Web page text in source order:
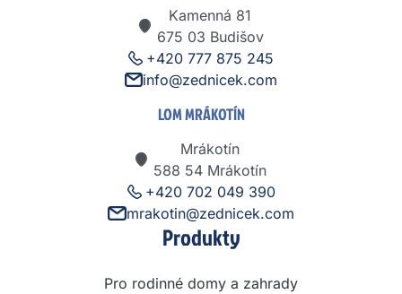
+420 777 875 245
info@zednicek.com
Kamenná 81
675 03 Budišov
LOM MRÁKOTÍN
+420 702 049 390
mrakotin@zednicek.com
Mrákotín
588 54 Mrákotín
Produkty
Pro rodinné domy a zahrady